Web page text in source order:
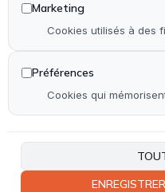
Coordonnées
Rue de Coudoin
Marketing
Cookies utilisés à des
Préférences
Cookies qui